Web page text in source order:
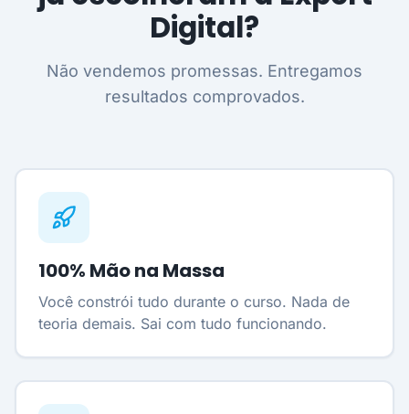
Digital?
Não vendemos promessas. Entregamos
resultados comprovados.
100% Mão na Massa
Você constrói tudo durante o curso. Nada de
teoria demais. Sai com tudo funcionando.